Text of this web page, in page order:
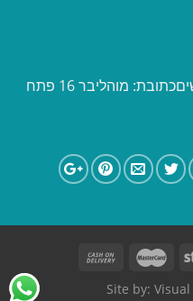
​​MenZone כשמציאות ודמיון נפגשים​ כתובת: מוהליבר 16 פתח
Site by: Visual